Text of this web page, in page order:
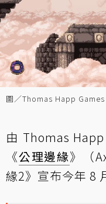
圖／Thomas Happ Games
由 Thomas
《公理邊緣》（
緣2》宣布今年 8